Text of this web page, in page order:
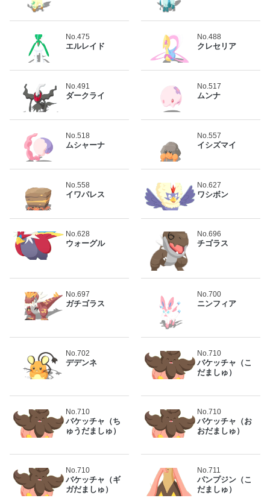
No.475
エルレイド
No.488
クレセリア
No.491
ダークライ
No.517
ムンナ
No.518
ムシャーナ
No.557
イシズマイ
No.558
イワパレス
No.627
ワシボン
No.628
ウォーグル
No.696
チゴラス
No.697
ガチゴラス
No.700
ニンフィア
No.702
デデンネ
No.710
バケッチャ（こ
だましゅ）
No.710
バケッチャ（ち
ゅうだましゅ）
No.710
バケッチャ（お
おだましゅ）
No.710
バケッチャ（ギ
ガだましゅ）
No.711
パンプジン（こ
だましゅ）